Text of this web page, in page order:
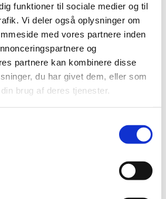
funktioner til sociale medier og til
Vi deler også oplysninger om
med vores partnere inden
og
partnere kan kombinere disse
du har givet dem, eller som
brug af deres tjenester.
så kan henvende sig på
og få attesten udleveret.